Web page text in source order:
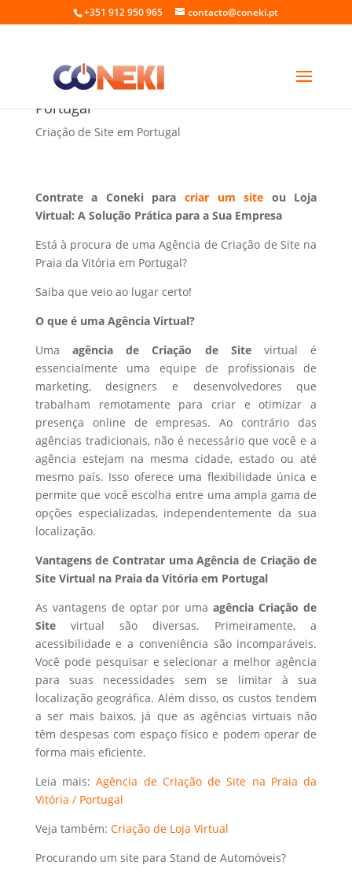
+351 912 950 965 contacto@coneki.pt
Criação de Site na Praia da Vitória
Portugal
Criação de Site em Portugal
Contrate a Coneki para criar um site ou Loja
Virtual: A Solução Prática para a Sua Empresa
Está à procura de uma Agência de Criação de Site na
Praia da Vitória em Portugal?
Saiba que veio ao lugar certo!
O que é uma Agência Virtual?
Uma agência de Criação de Site virtual é
essencialmente uma equipe de profissionais de
marketing, designers e desenvolvedores que
trabalham remotamente para criar e otimizar a
presença online de empresas. Ao contrário das
agências tradicionais, não é necessário que você e a
agência estejam na mesma cidade, estado ou até
mesmo país. Isso oferece uma flexibilidade única e
permite que você escolha entre uma ampla gama de
opções especializadas, independentemente da sua
localização.
Vantagens de Contratar uma Agência de Criação de
Site Virtual na Praia da Vitória em Portugal
As vantagens de optar por umaagência Criação de
Sitevirtual são diversas. Primeiramente, a
acessibilidade e a conveniência são incomparáveis.
Você pode pesquisar e selecionar a melhor agência
para suas necessidades sem se limitar à sua
localização geográfica. Além disso, os custos tendem
a ser mais baixos, já que as agências virtuais não
têm despesas com espaço físico e podem operar de
forma mais eficiente.
Leia mais:Agência de Criação de Site na Praia da
Vitória / Portugal
Veja também: Criação de Loja Virtual
Procurando um site para Stand de Automóveis?